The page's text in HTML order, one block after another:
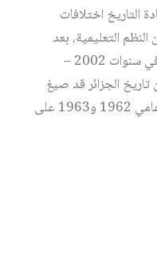
التاريخ اختلافات
التعليمية، بعد
الاستقلال مباشرة، في التسعينيات وفي سنوات 2002 –
تاريخ الجزائر قد صيغ
للتدريس بعد الاستقلال مباشرة، أي عامي 1962 و1963 على